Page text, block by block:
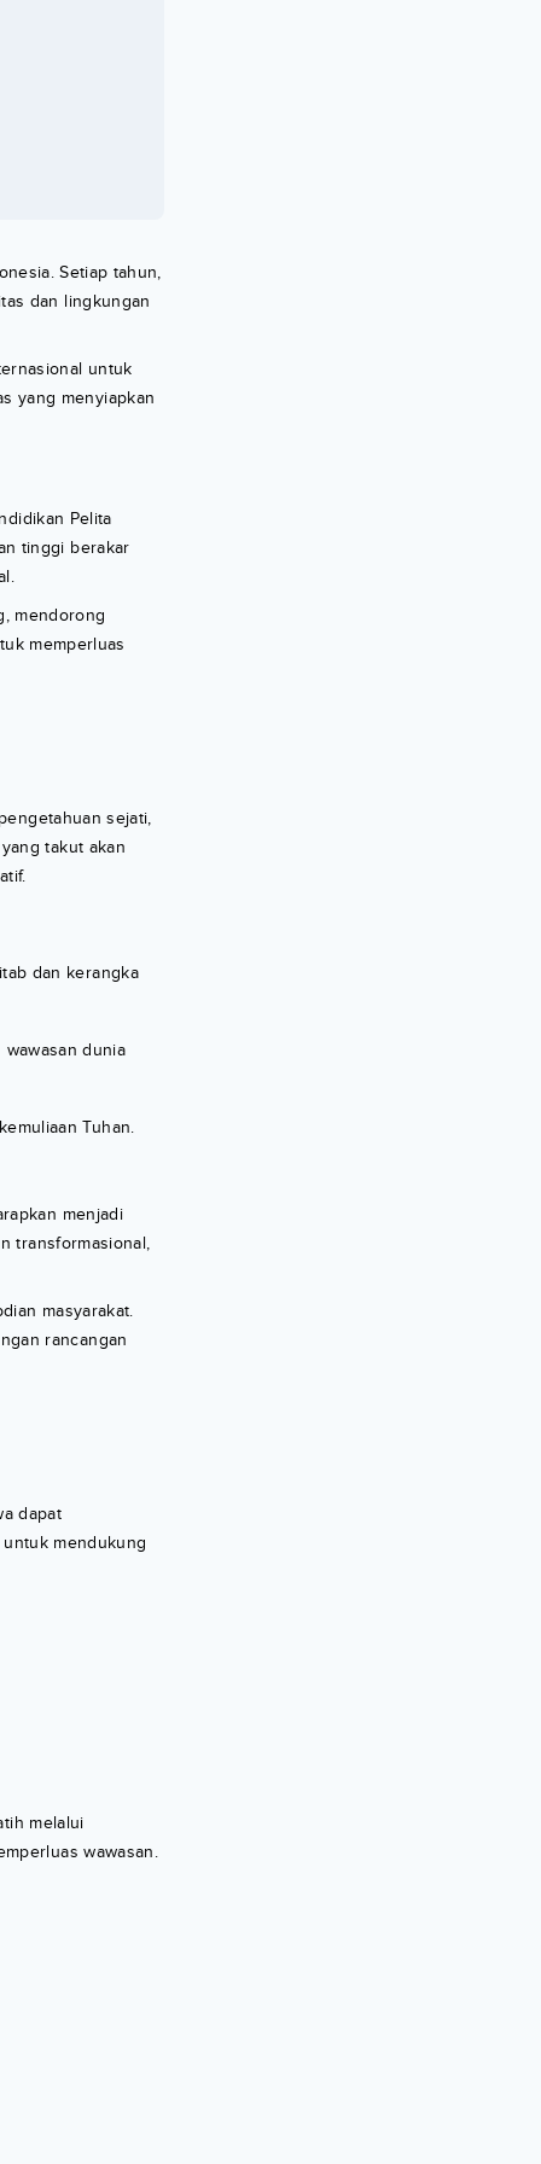
Setiap tahun,
dan lingkungan
untuk
yang menyiapkan
Pelita
tinggi berakar
mendorong
memperluas
sejati,
takut akan
dan kerangka
dunia
Tuhan.
menjadi
transformasional,
masyarakat.
rancangan
dapat
mendukung
melalui
wawasan.